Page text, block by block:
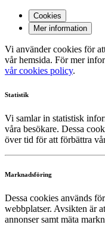
Cookies
Mer information
Vi använder cookies för
vår hemsida. För mer
vår cookies policy.
Statistik
Vi samlar in statistisk
våra besökare. Dessa
över tid för att förbättra
Marknadsföring
Dessa cookies används
webbplatser. Avsikten är
annonser samt mäta